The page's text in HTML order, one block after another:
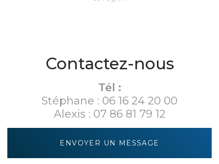
Contactez-nous
Tél :
Stéphane : 06 16 24 20 00
Alexis : 07 86 81 79 12
ENVOYER UN MESSAGE